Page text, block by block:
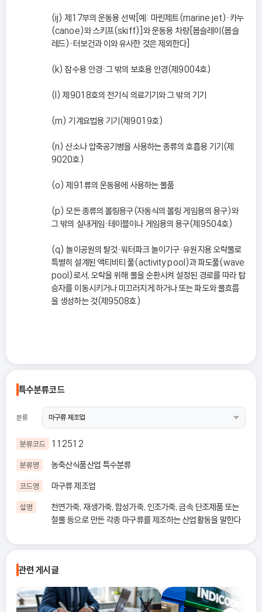
(ij) 제17부의 운동용 선박[예: 마린제트(marine jet)ㆍ카누
(canoe)와 스키프(skiff)]와 운동용 차량[봅슬레이(봅슬
레드)ㆍ터보건과 이와 유사한 것은 제외한다]
(k) 잠수용 안경ㆍ그 밖의 보호용 안경(제9004호)
(l) 제9018호의 전기식 의료기기와 그 밖의 기기
(m) 기계요법용 기기(제9019호)
(n) 산소나 압축공기병을 사용하는 종류의 호흡용 기기(제
9020호)
(o) 제91류의 운동용에 사용하는 물품
(p) 모든 종류의 볼링용구(자동식의 볼링 게임용의 용구)와
그 밖의 실내게임ㆍ테이블이나 게임용의 용구(제9504호)
(q) 놀이공원의 탈것ㆍ워터파크 놀이기구ㆍ유원지용 오락물로
특별히 설계된 액티비티 풀(activity pool)과 파도풀(wave
pool)로서, 오락을 위해 물을 순환시켜 설정된 경로를 따라 탑
승자를 이동시키거나 미끄러지게 하거나 또는 파도와 물흐름
을 생성하는 것(제9508호)
특수분류코드
분류
분류코드 112512
분류명 농축산식품산업 특수분류
코드명 마구류 제조업
설명
천연가죽, 재생가죽, 합성가죽, 인조가죽, 금속 단조제품 또는
철물 등으로 만든 각종 마구류를 제조하는 산업활동을 말한다
관련 게시글